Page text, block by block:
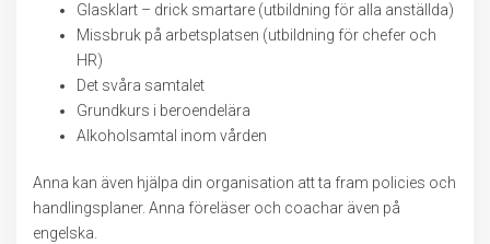
Glasklart – drick smartare (utbildning för alla anställda)
Missbruk på arbetsplatsen (utbildning för chefer och
HR)
Det svåra samtalet
Grundkurs i beroendelära
Alkoholsamtal inom vården
Anna kan även hjälpa din organisation att ta fram policies och
handlingsplaner. Anna föreläser och coachar även på
engelska.